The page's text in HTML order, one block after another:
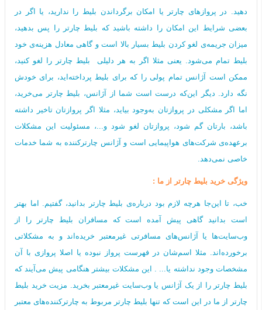
دهید. در پروازهای چارتر یا امکان برگرداندن بلیط را ندارید، یا اگر در
بعضی شرایط این امکان را داشته باشید که بلیط چارتر را پس بدهید،
میزان جریمه‌ی لغو کردن بلیط بسیار بالا است و گاهی معادل هزینه‌ی خود
بلیط تمام می‌شود. یعنی مثلا اگر به هر دلیلی بلیط چارتر را لغو کنید،
ممکن است آژانس تمام پولی را که برای بلیط پرداخته‌اید، برای خودش
نگه‌ دارد. دیگر این‌که درست است شما از آژانس، بلیط چارتر می‌خرید،
اما اگر مشکلی در پروازتان به‌وجود بیاید، مثلا اگر پروازتان تاخیر داشته
باشد، بارتان گم شود، پروازتان لغو شود و...، مسئولیت این مشکلات
برعهده‌ی شرکت‌های هواپیمایی است و آژانس چارترکننده به شما خدمات
خاصی نمی‌دهد.
ویژگی خرید‌ بلیط چارتر از ما :
خب، تا این‌جا هرچه لازم بود درباره‌ی بلیط چارتر بدانید، گفتیم. اما بهتر
است بدانید گاهی پیش آمده است که مسافران بلیط چارتر را از
وب‌سایت‌ها یا آژانس‌های مسافرتی غیرمعتبر خریده‌اند و به مشکلاتی
برخورده‌اند. مثلا اسم‌شان در فهرست پرواز نبوده یا اصلا پروازی با آن
مشخصات وجود نداشته یا... . این مشکلات بیشتر هنگامی پیش می‌آیند که
بلیط چارتر را از یک آژانس یا وب‌سایت غیرمعتبر بخرید. مزیت خرید بلیط
چارتر از ما در این است که تنها بلیط چارتر مربوط به چارترکننده‌های معتبر